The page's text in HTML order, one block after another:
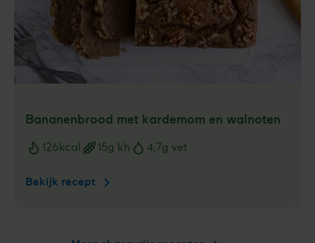
Bananen­brood met kardemom en walnoten
126kcal 15g kh 4,7g vet
Bekijk recept Bananen­